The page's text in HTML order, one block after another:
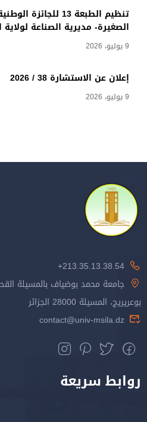
تنظيم الطبعة 13
الصغيرة- مديرية الصناعة
9 يوليو، 2026
إعلان عن الاستشارة 38 / 2026
9 يوليو، 2026
213.35.13.38.54+
جامعة محمد بوضياف بالمسيلة
بوعريريج، المسيلة 28000 الجزائر
contact@univ-msila.dz
روابط سريعة